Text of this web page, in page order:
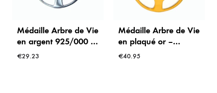
Médaille Arbre de Vie
en argent 925/000 –
18 mm
€29.23
Médaille Arbre de Vie
en plaqué or –
Symbole de force et
€40.95